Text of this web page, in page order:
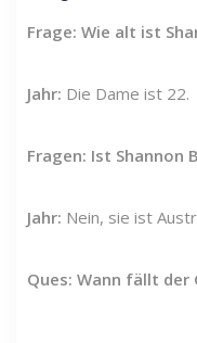
Frage: Wie alt ist
Jahr: Die Dame ist 22.
Fragen: Ist Shannon
Jahr: Nein, sie ist
Ques: Wann fällt der